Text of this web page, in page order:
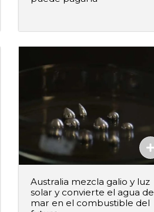
Australia mezcla galio y luz
solar y convierte el agua de
mar en el combustible del